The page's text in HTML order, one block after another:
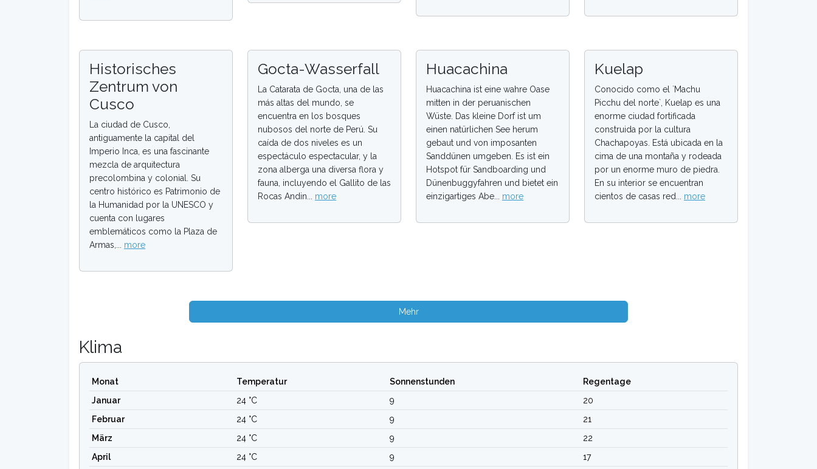
Historisches
Zentrum von
Cusco
La ciudad de Cusco,
antiguamente la capital del
Imperio Inca, es una fascinante
mezcla de arquitectura
precolombina y colonial. Su
centro histórico es Patrimonio de
la Humanidad por la UNESCO y
cuenta con lugares
emblemáticos como la Plaza de
Armas,... more
Gocta-Wasserfall
La Catarata de Gocta, una de las
más altas del mundo, se
encuentra en los bosques
nubosos del norte de Perú. Su
caída de dos niveles es un
espectáculo espectacular, y la
zona alberga una diversa flora y
fauna, incluyendo el Gallito de las
Rocas Andin... more
Huacachina
Huacachina ist eine wahre Oase
mitten in der peruanischen
Wüste. Das kleine Dorf ist um
einen natürlichen See herum
gebaut und von imposanten
Sanddünen umgeben. Es ist ein
Hotspot für Sandboarding und
Dünenbuggyfahren und bietet ein
einzigartiges Abe... more
Kuelap
Conocido como el `Machu
Picchu del norte`, Kuelap es una
enorme ciudad fortificada
construida por la cultura
Chachapoyas. Está ubicada en la
cima de una montaña y rodeada
por un enorme muro de piedra.
En su interior se encuentran
cientos de casas red... more
Mehr
Klima
Monat Temperatur Sonnenstunden
Regentage
Januar
24 °C 9
20
Februar
24 °C 9
21
März
24 °C 9
22
April
24 °C 9
17